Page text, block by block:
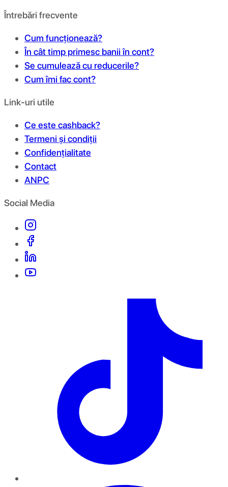
Întrebări frecvente
Cum funcționează?
În cât timp primesc banii în cont?
Se cumulează cu reducerile?
Cum îmi fac cont?
Link-uri utile
Ce este cashback?
Termeni și condiții
Confidențialitate
Contact
ANPC
Social Media